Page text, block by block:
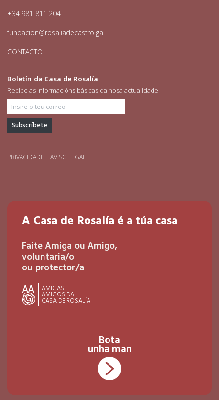
+34 981 811 204
fundacion@rosaliadecastro.gal
CONTACTO
Boletín da Casa de Rosalía
Recibe as informacións básicas da nosa actualidade.
Insire o teu correo
PRIVACIDADE | AVISO LEGAL
A Casa de Rosalía é a túa casa
Faite Amiga ou Amigo,
voluntaria/o
ou protector/a
AMIGAS E
AMIGOS DA
CASA DE ROSALÍA
Bota
unha man